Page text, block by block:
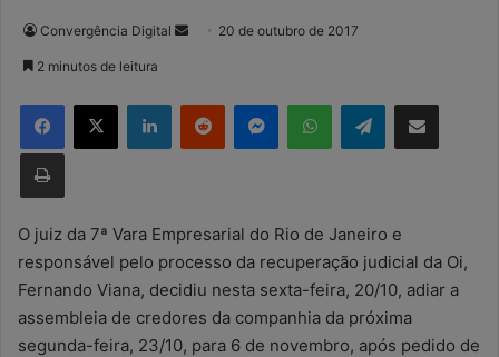
Convergência Digital
d
-
m
a
i
20 de outubro de 2017
2 minutos de leitura
Telegram
O juiz da 7ª Vara Empresarial do Rio de Janeiro e
responsável pelo processo da recuperação judicial da Oi,
Fernando Viana, decidiu nesta sexta-feira, 20/10, adiar a
assembleia de credores da companhia da próxima
segunda-feira, 23/10, para 6 de novembro, após pedido de